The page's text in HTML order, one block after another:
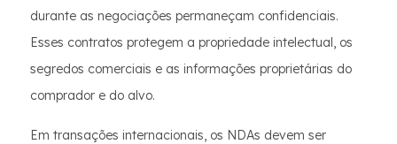
durante as negociações permaneçam confidenciais.
Esses contratos protegem a propriedade intelectual, os
segredos comerciais e as informações proprietárias do
comprador e do alvo.
Em transações internacionais, os NDAs devem ser